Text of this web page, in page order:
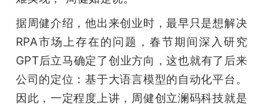
据周健介绍，他出来创业时，最早只是想解决
RPA市场上存在的问题，春节期间深入研究
GPT后立马确定了创业方向，这也就有了后来
公司的定位：基于大语言模型的自动化平台。
因此，一定程度上讲，周健创立澜码科技就是